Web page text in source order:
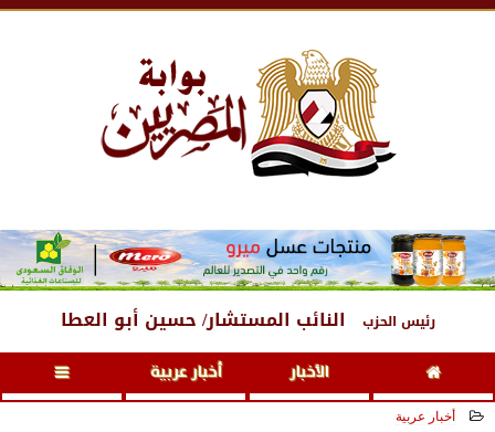
رئيس الحزب النائب المستشار/ حسين أبو العطا
الأخبار أخبار عربية
أخبار عربية